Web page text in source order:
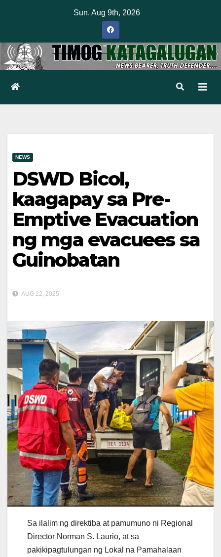
Sun. Aug 9th, 2026
NEWS
DSWD Bicol,
kaagapay sa Pre-
Emptive Evacuation
ng mga evacuees sa
Guinobatan
AUG 22, 2025
Sa ilalim ng direktiba at pamumuno ni Regional
Director Norman S. Laurio, at sa
pakikipagtulungan ng Lokal na Pamahalaan